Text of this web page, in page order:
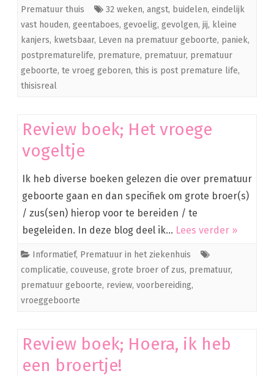
Prematuur thuis
32 weken, angst, buidelen, eindelijk
vast houden, geentaboes, gevoelig, gevolgen, jij, kleine
kanjers, kwetsbaar, Leven na prematuur geboorte, paniek,
postprematurelife, premature, prematuur, prematuur
geboorte, te vroeg geboren, this is post premature life,
thisisreal
Review boek; Het vroege
vogeltje
Ik heb diverse boeken gelezen die over prematuur
geboorte gaan en dan specifiek om grote broer(s)
/ zus(sen) hierop voor te bereiden / te
begeleiden. In deze blog deel ik… Lees verder »
Informatief, Prematuur in het ziekenhuis
complicatie, couveuse, grote broer of zus, prematuur,
prematuur geboorte, review, voorbereiding,
vroeggeboorte
Review boek; Hoera, ik heb
een broertje!